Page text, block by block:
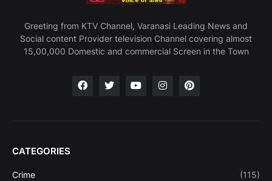
Greeting from KTV Channel, Varanasi Leading News and
Social content Provider television Channel covering almost
15,00,000 Domestic and commercial Screen in the Town
CATEGORIES
Crime (115)